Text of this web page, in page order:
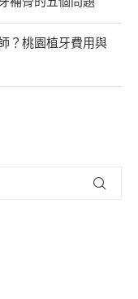
？桃園植牙費用與